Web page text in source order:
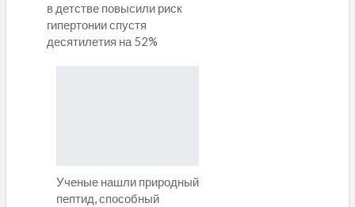
в детстве повысили риск
гипертонии спустя
десятилетия на 52%
Ученые нашли природный
пептид, способный